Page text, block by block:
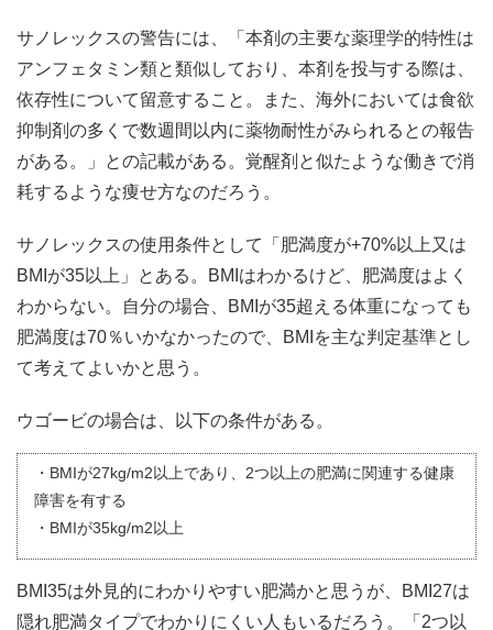
サノレックスの警告には、「本剤の主要な薬理学的特性は
アンフェタミン類と類似しており、本剤を投与する際は、
依存性について留意すること。また、海外においては食欲
抑制剤の多くで数週間以内に薬物耐性がみられるとの報告
がある。」との記載がある。覚醒剤と似たような働きで消
耗するような痩せ方なのだろう。
サノレックスの使用条件として「肥満度が+70%以上又は
BMIが35以上」とある。BMIはわかるけど、肥満度はよく
わからない。自分の場合、BMIが35超える体重になっても
肥満度は70％いかなかったので、BMIを主な判定基準とし
て考えてよいかと思う。
ウゴービの場合は、以下の条件がある。
・BMIが27kg/m2以上であり、2つ以上の肥満に関連する健康
障害を有する
・BMIが35kg/m2以上
BMI35は外見的にわかりやすい肥満かと思うが、BMI27は
隠れ肥満タイプでわかりにくい人もいるだろう。「2つ以